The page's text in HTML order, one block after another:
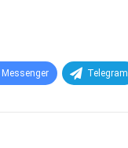
Messenger Telegram